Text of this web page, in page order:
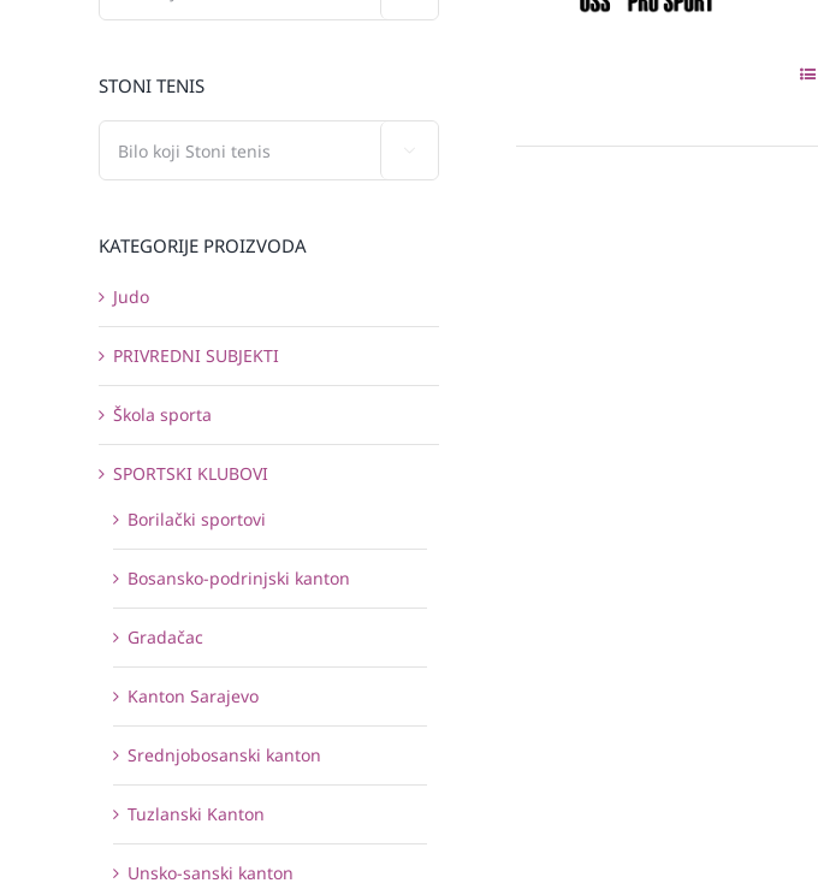
STONI TENIS
KATEGORIJE PROIZVODA
Judo
PRIVREDNI SUBJEKTI
Škola sporta
SPORTSKI KLUBOVI
Borilački sportovi
Bosansko-podrinjski kanton
Gradačac
Kanton Sarajevo
Srednjobosanski kanton
Tuzlanski Kanton
Unsko-sanski kanton